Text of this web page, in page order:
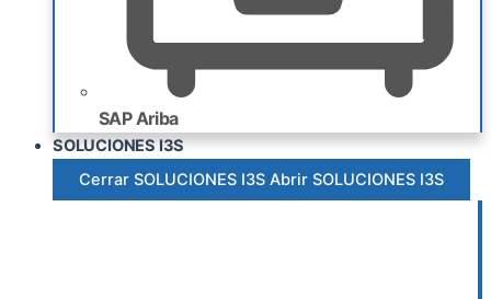
SAP Ariba
SOLUCIONES I3S
Cerrar SOLUCIONES I3S Abrir SOLUCIONES I3S